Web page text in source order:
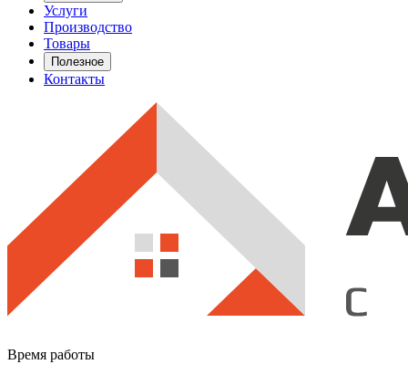
Услуги
Производство
Товары
Полезное
Контакты
Время работы